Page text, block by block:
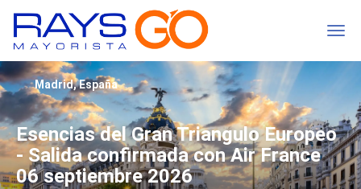
Esencias del Gran Triangulo Europeo
- Salida confirmada con Air France
06 septiembre 2026
Madrid, España